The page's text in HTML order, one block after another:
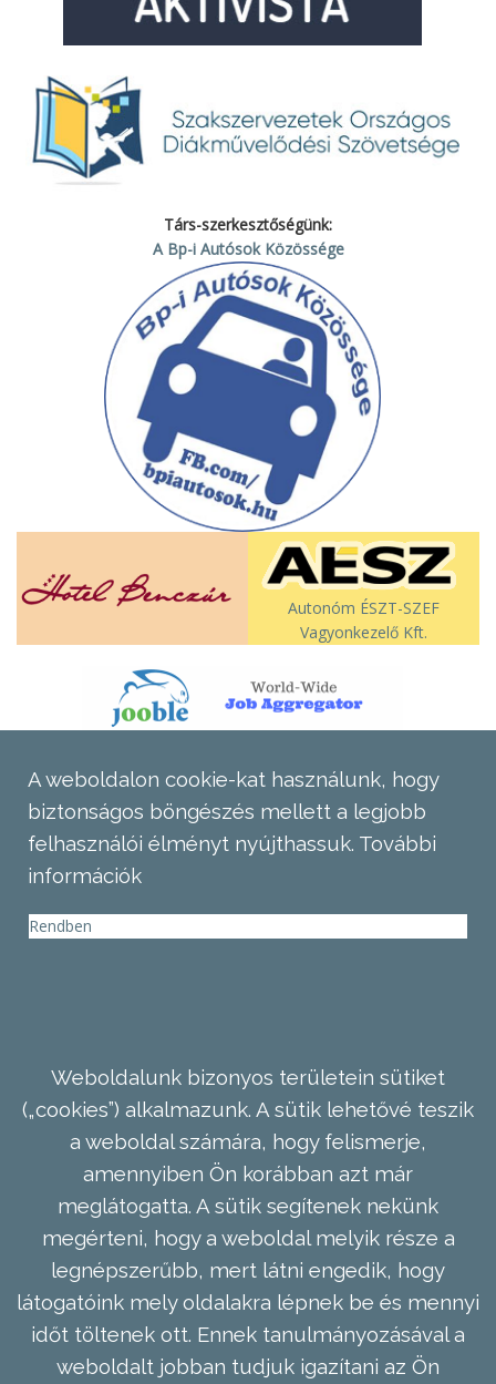
Társ-szerkesztőségünk:
A Bp-i Autósok Közössége
Autonóm ÉSZT-SZEF
Vagyonkezelő Kft.
A weboldalon cookie-kat használunk, hogy
biztonságos böngészés mellett a legjobb
felhasználói élményt nyújthassuk. További
információk
Rendben
Weboldalunk bizonyos területein sütiket
(„cookies”) alkalmazunk. A sütik lehetővé teszik
a weboldal számára, hogy felismerje,
amennyiben Ön korábban azt már
meglátogatta. A sütik segítenek nekünk
megérteni, hogy a weboldal melyik része a
legnépszerűbb, mert látni engedik, hogy
látogatóink mely oldalakra lépnek be és mennyi
időt töltenek ott. Ennek tanulmányozásával a
weboldalt jobban tudjuk igazítani az Ön